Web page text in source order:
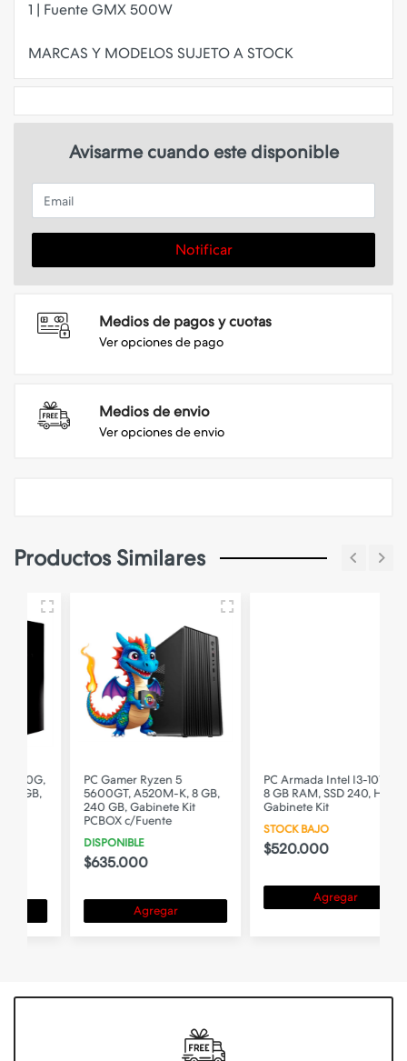
1 | Fuente GMX 500W
Avisarme cuando este disponible
Email
Notificar
Medios de pagos y cuotas
Ver opciones de pago
Medios de envio
Ver opciones de envio
Productos Similares
PC Gamer Ryzen 5
5600GT, A520M-K, 8 GB,
240 GB, Gabinete Kit
PCBOX c/Fuente
DISPONIBLE
$635.000
Agregar
PC Armada Intel I3-10105,
8 GB RAM, SSD 240, H510,
Gabinete Kit
STOCK BAJO
$520.000
Agregar